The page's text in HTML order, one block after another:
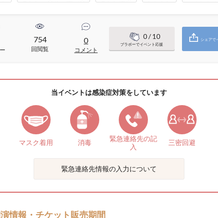
754
回閲覧
0
コメント
0/ 10
ブラボーでイベント応援
シェアで
当イベントは感染症対策をしています
マスク着用 消毒 緊急連絡先の記
入
三密回避
緊急連絡先情報の入力について
情報・チケット販売期間